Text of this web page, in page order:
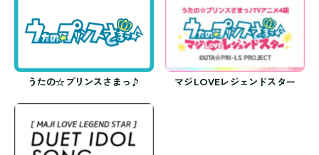
うたの☆プリンスさまっ♪ マジLOVEレジェンドスター